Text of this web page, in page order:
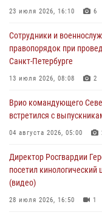
«Я расскажу вам о
09 августа 2026, 11:00
Росгвардейцы в зоне
нуждающимся гражданам
В Центральных регионах
акция «Каникулы с
23 июля 2026, 16:10 6
Сотрудники и
правопорядок при
Санкт-Петербурге
13 июля 2026, 08:08 2
Врио командующего
встретился с
04 августа 2026, 05:00
Директор Росгвардии
посетил
(видео)
28 июля 2026, 16:50 1